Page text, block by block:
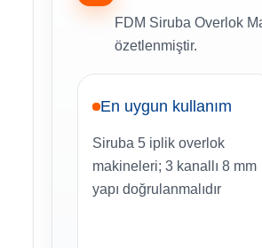
FDM Siruba Overlok
özetlenmiştir.
En uygun kullanım
Siruba 5 iplik overlok
makineleri; 3 kanallı 8 mm
yapı doğrulanmalıdır